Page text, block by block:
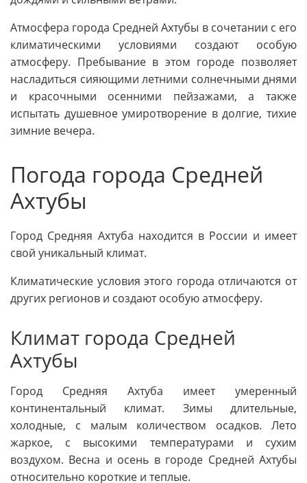
Атмосфера города Средней Ахтубы в сочетании с его
климатическими условиями создают особую
атмосферу. Пребывание в этом городе позволяет
насладиться сияющими летними солнечными днями
и красочными осенними пейзажами, а также
испытать душевное умиротворение в долгие, тихие
зимние вечера.
Погода города Средней
Ахтубы
Город Средняя Ахтуба находится в России и имеет
свой уникальный климат.
Климатические условия этого города отличаются от
других регионов и создают особую атмосферу.
Климат города Средней
Ахтубы
Город Средняя Ахтуба имеет умеренный
континентальный климат. Зимы длительные,
холодные, с малым количеством осадков. Лето
жаркое, с высокими температурами и сухим
воздухом. Весна и осень в городе Средней Ахтубы
относительно короткие и теплые.